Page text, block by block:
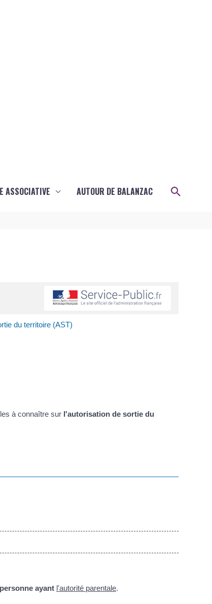
ASSOCIATIVE AUTOUR DE BALANZAC
du territoire (AST)
à connaître sur l'autorisation de sortie du
personne ayant l'autorité parentale.